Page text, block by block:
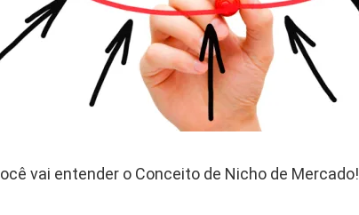
vai entender o Conceito de Nicho de Mercado!